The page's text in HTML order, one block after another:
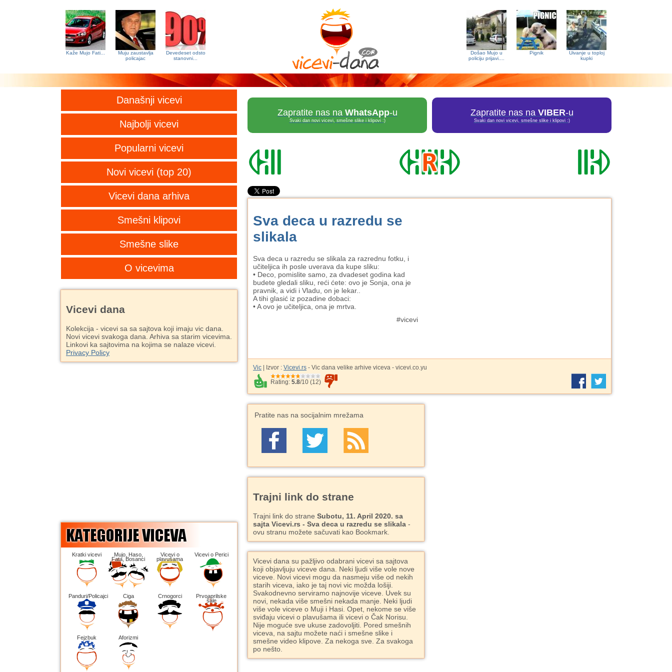
Kaže Mujo Fati...
Muju zaustavlja
policajac
Devedeset odsto
stanovni...
Uivanje u toploj
kupki
Pignik
Došao Mujo u
policiju prijavi....
Današnji vicevi
Najbolji vicevi
Popularni vicevi
Novi vicevi (top 20)
Vicevi dana arhiva
Smešni klipovi
Smešne slike
O vicevima
Zapratite nas na WhatsApp-u
Svaki dan novi vicevi, smešne slike i klipovi :)
Zapratite nas na VIBER-u
Svaki dan novi vicevi, smešne slike i klipovi :)
Sva deca u razredu se
slikala
Sva deca u razredu se slikala za razrednu fotku, i
učiteljica ih posle uverava da kupe sliku:
• Deco, pomislite samo, za dvadeset godina kad
budete gledali sliku, reći ćete: ovo je Sonja, ona je
pravnik, a vidi i Vladu, on je lekar..
A tihi glasić iz pozadine dobaci:
• A ovo je učiteljica, ona je mrtva.
#vicevi
Vic | Izvor : Vicevi.rs - Vic dana velike arhive viceva - vicevi.co.yu
Rating: 5.8/10 (12)
Pratite nas na socijalnim mrežama
Trajni link do strane
Trajni link do strane Subotu, 11. April 2020. sa
sajta Vicevi.rs - Sva deca u razredu se slikala -
ovu stranu možete sačuvati kao Bookmark.
Vicevi dana su pažljivo odabrani vicevi sa sajtova
koji objavljuju viceve dana. Neki ljudi više vole nove
viceve. Novi vicevi mogu da nasmeju više od nekih
starih viceva, iako je taj novi vic možda lošiji.
Svakodnevno serviramo najnovije viceve. Uvek su
novi, nekada više smešni nekada manje. Neki ljudi
više vole viceve o Muji i Hasi. Opet, nekome se više
sviđaju vicevi o plavušama ili vicevi o Čak Norisu.
Nije moguće sve ukuse zadovoljiti. Pored smešnih
viceva, na sajtu možete naći i smešne slike i
smešne video klipove. Za nekoga sve. Za svakoga
po nešto.
Vicevi dana
Kolekcija - vicevi sa sa sajtova koji imaju vic dana.
Novi vicevi svakoga dana. Arhiva sa starim vicevima.
Linkovi ka sajtovima na kojima se nalaze vicevi.
Privacy Policy
Kratki vicevi Mujo, Haso,
Fata, Bosanci
Vicevi o
plavušama
Vicevi o Perici
Panduri/Policajci Ciga Crnogorci Prvoaprilske
šale
Fejzbuk Aforizmi